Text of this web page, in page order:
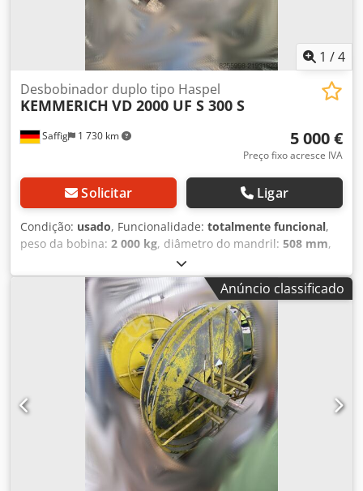
1 /4
Saffig 1 730 km
Desbobinador duplo tipo Haspel
KEMMERICH VD 2000 UF S 300 S
5 000 €
Preço fixo acresce IVA
Solicitar Ligar
Condição: usado, Funcionalidade: totalmente funcional,
peso da bobina: 2 000 kg, diâmetro do mandril: 508 mm,
420 mm
giratória:1 350 mm, Capacidade de carga: 2x 2000 kg
Altura do solo até o centro do eixo: 950 mm Diâmetro
externo do batente: 1350 mm Comprimento do eixo: 420
mm Diâmetro nominal do eixo: 508 mm Anéis limitadores
de bobina: em ambos os lados Travagem: pneumática,
disco de travão/pinça Ação de desenrolamento: Elétrica,
motor redutor Expansão do eixo: fuso de rosca com chave
de encaixe Travamento do mancal giratório: pedal Com
documentação elétrica Funcionou perfeitamente na
produção até a desmontagem na fábrica do cliente.
Podemos auxiliá-lo na integração com: Planejamento
Revisão mecânica Chsdpfjy Sl Rxex Aidea Construção de
comando Pintura Conceito de segurança Documentação CE
Anúncio classificado